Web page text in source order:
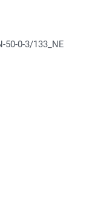
0-3/133_NE